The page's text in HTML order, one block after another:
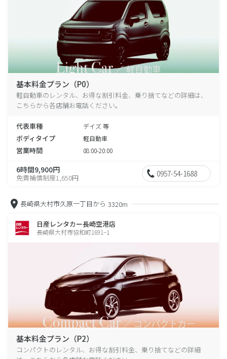
基本料金プラン（P0）
軽自動車のレンタル、お得な割引料金、乗り捨てなどの詳細は、
こちらから各店舗お電話ください。
代表車種 デイズ 等
ボディタイプ 軽自動車
営業時間 08:00-20:00
6時間9,900円
免責補償制度1,650円 0957-54-1688
長崎県大村市久原一丁目から 3320m
日産レンタカー長崎空港店
長崎県大村市協和町1691−1
基本料金プラン（P2）
コンパクトのレンタル、お得な割引料金、乗り捨てなどの詳細